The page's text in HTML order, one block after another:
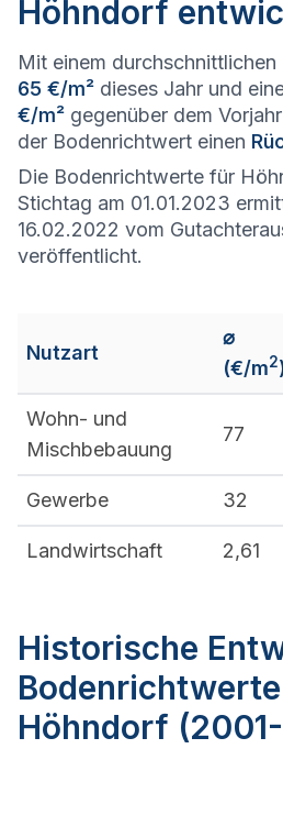
Höhndorf
Mit einem
65 €/m² dieses Jahr und
€/m² gegenüber dem
der Bodenrichtwert einen
Die Bodenrichtwerte für
Stichtag am 01.01.2023
16.02.2022 vom
veröffentlicht.
Nutzart
⌀
(€/m2
Wohn- und
Mischbebauung
77
Gewerbe 32
Landwirtschaft 2,61
Historische
Höhndorf